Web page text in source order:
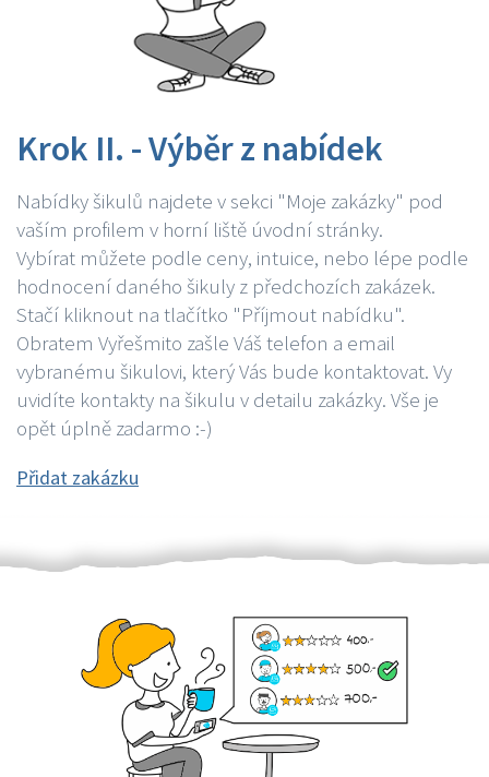
Krok II. - Výběr z nabídek
Nabídky šikulů najdete v sekci "Moje zakázky" pod
vaším profilem v horní liště úvodní stránky.
Vybírat můžete podle ceny, intuice, nebo lépe podle
hodnocení daného šikuly z předchozích zakázek.
Stačí kliknout na tlačítko "Příjmout nabídku".
Obratem Vyřešmito zašle Váš telefon a email
vybranému šikulovi, který Vás bude kontaktovat. Vy
uvidíte kontakty na šikulu v detailu zakázky. Vše je
opět úplně zadarmo :-)
Přidat zakázku